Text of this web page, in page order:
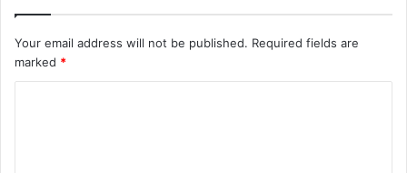
Your email address will not be published. Required fields are
marked *